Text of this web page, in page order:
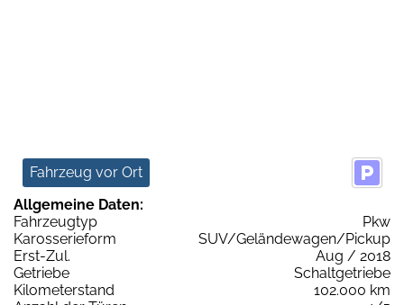
Fahrzeug vor Ort
Allgemeine Daten:
Fahrzeugtyp
Pkw
Karosserieform
SUV/Geländewagen/Pickup
Erst-Zul.
Aug / 2018
Getriebe
Schaltgetriebe
Kilometerstand
102.000 km